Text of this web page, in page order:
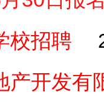
校招聘
产开发有